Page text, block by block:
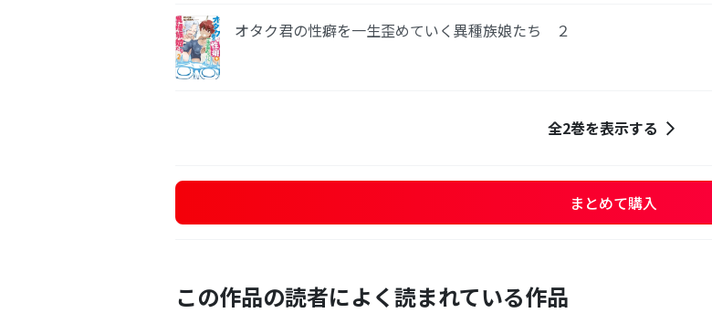
オタク君の性癖を一生歪めていく異種族娘たち ２
全2巻を表示する
まとめて購入
この作品の読者によく読まれている作品